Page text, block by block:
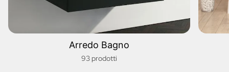
Arredo Bagno
93 prodotti